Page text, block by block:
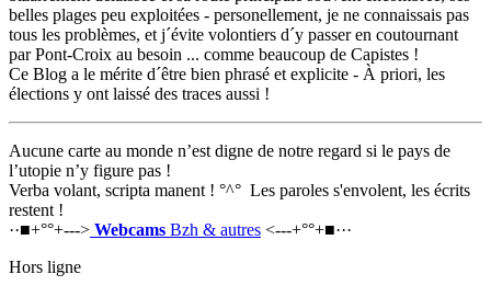
belles plages peu exploitées - personellement, je ne connaissais pas
tous les problèmes, et j´évite volontiers d´y passer en coutournant
par Pont-Croix au besoin ... comme beaucoup de Capistes !
Ce Blog a le mérite d´être bien phrasé et explicite - À priori, les
élections y ont laissé des traces aussi !
Aucune carte au monde n’est digne de notre regard si le pays de
l’utopie n’y figure pas !
Verba volant, scripta manent ! °^° Les paroles s'envolent, les écrits
restent !
··■+°°+---> Webcams Bzh & autres <---+°°+■···
Hors ligne